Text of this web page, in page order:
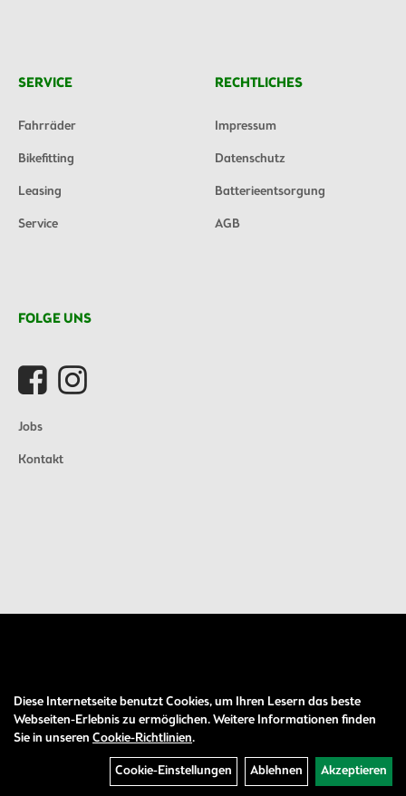
SERVICE
Fahrräder
Bikefitting
Leasing
Service
RECHTLICHES
Impressum
Datenschutz
Batterieentsorgung
AGB
FOLGE UNS
Jobs
Kontakt
Diese Internetseite benutzt Cookies, um Ihren Lesern das beste
Webseiten-Erlebnis zu ermöglichen. Weitere Informationen finden
Sie in unseren Cookie-Richtlinien.
Cookie-Einstellungen
Ablehnen Akzeptieren
Auftrag widerrufen